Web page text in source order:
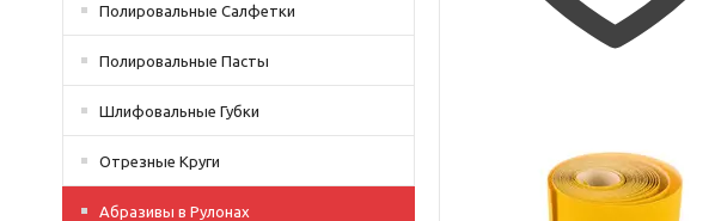
Полировальные Салфетки
Полировальные Пасты
Шлифовальные Губки
Отрезные Круги
Абразивы в Рулонах